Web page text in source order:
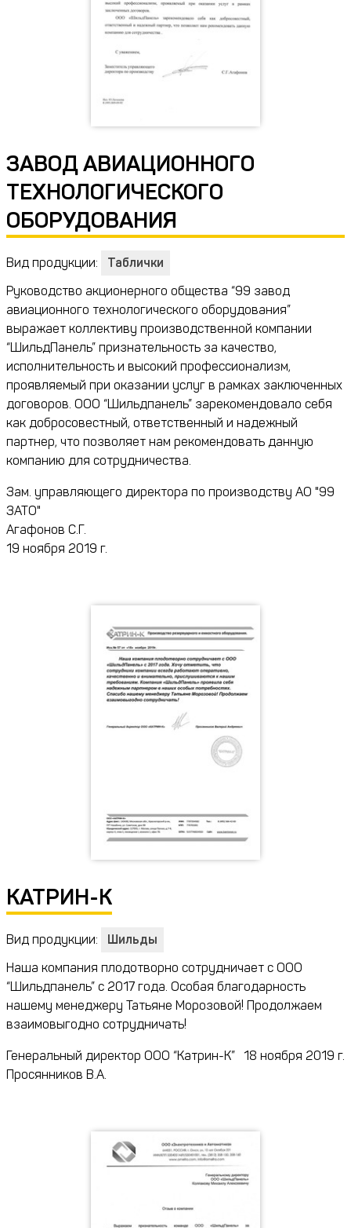
ЗАВОД АВИАЦИОННОГО
ТЕХНОЛОГИЧЕСКОГО
ОБОРУДОВАНИЯ
Вид продукции:
Таблички
Руководство акционерного общества “99 завод
авиационного технологического оборудования”
выражает коллективу производственной компании
“ШильдПанель” признательность за качество,
исполнительность и высокий профессионализм,
проявляемый при оказании услуг в рамках заключенных
договоров. ООО “Шильдпанель” зарекомендовало себя
как добросовестный, ответственный и надежный
партнер, что позволяет нам рекомендовать данную
компанию для сотрудничества.
Зам. управляющего директора по производству АО "99
ЗАТО"
Агафонов С.Г.
19 ноября 2019 г.
КАТРИН-К
Вид продукции:
Шильды
Наша компания плодотворно сотрудничает с ООО
“Шильдпанель” с 2017 года. Особая благодарность
нашему менеджеру Татьяне Морозовой! Продолжаем
взаимовыгодно сотрудничать!
Генеральный директор ООО “Катрин-К”
Просянников В.А.
18 ноября 2019 г.